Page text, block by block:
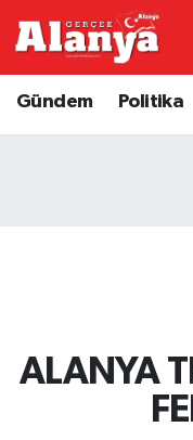
Gündem Politika
ALANYA
Genel
Diğer
Trafik Durumu
Haber Arşivi